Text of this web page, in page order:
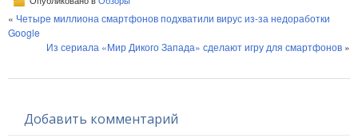
« Четыре миллиона смартфонов подхватили вирус из-за недоработки
Google
Из сериала «Мир Дикого Запада» сделают игру для смартфонов »
Добавить комментарий